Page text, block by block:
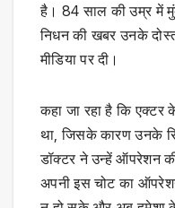
है। 84 साल की उम्र में
निधन की खबर उनके
मीडिया पर दी।
कहा जा रहा है कि एक्टर
था, जिसके कारण उनके
डॉक्टर ने उन्हें ऑपरेशन
अपनी इस चोट का